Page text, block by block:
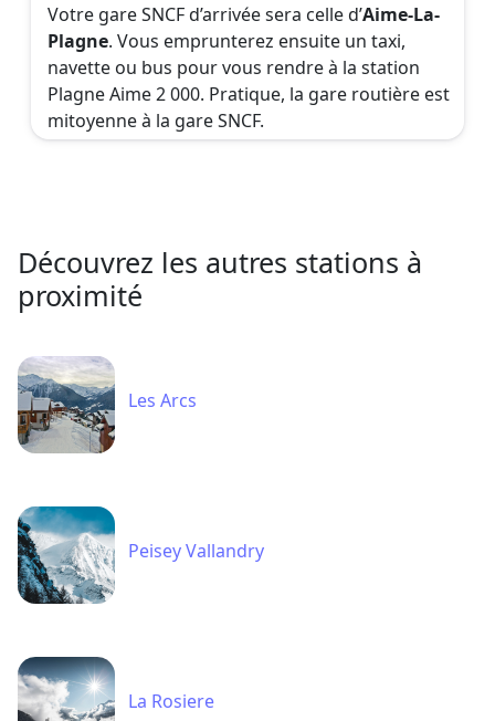
Votre gare SNCF d’arrivée sera celle d’Aime-La-
Plagne. Vous emprunterez ensuite un taxi,
navette ou bus pour vous rendre à la station
Plagne Aime 2 000. Pratique, la gare routière est
mitoyenne à la gare SNCF.
Découvrez les autres stations à
proximité
Les Arcs
Peisey Vallandry
La Rosiere